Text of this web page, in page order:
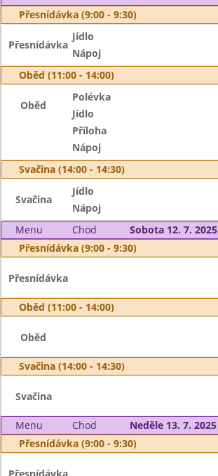
Přesnídávka (9:00 - 9:30)
Přesnídávka
Jídlo
Nápoj
Oběd (11:00 - 14:00)
Oběd
Polévka
Jídlo
Příloha
Nápoj
Svačina (14:00 - 14:30)
Svačina
Jídlo
Nápoj
Menu
Chod
Sobota 12. 7. 2025
Přesnídávka (9:00 - 9:30)
Přesnídávka
Oběd (11:00 - 14:00)
Oběd
Svačina (14:00 - 14:30)
Svačina
Menu Chod
Neděle 13. 7. 2025
Přesnídávka (9:00 - 9:30)